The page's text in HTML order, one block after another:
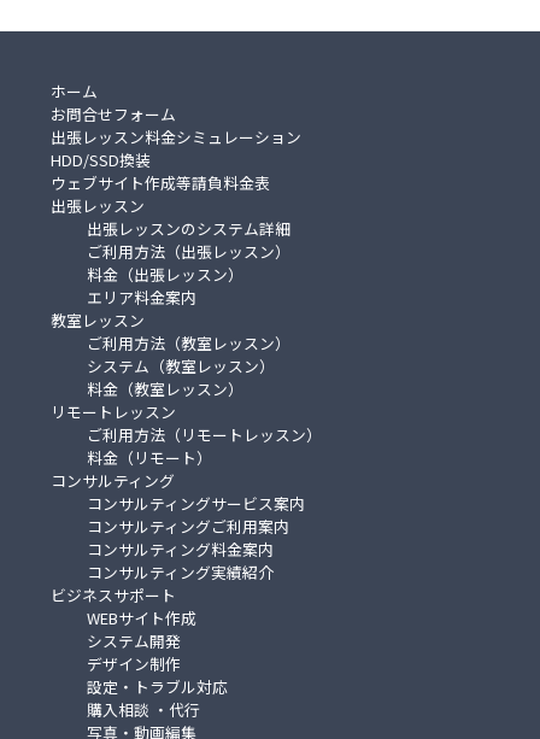
ホーム
お問合せフォーム
出張レッスン料金シミュレーション
HDD/SSD換装
ウェブサイト作成等請負料金表
出張レッスン
出張レッスンのシステム詳細
ご利用方法（出張レッスン）
料金（出張レッスン）
エリア料金案内
教室レッスン
ご利用方法（教室レッスン）
システム（教室レッスン）
料金（教室レッスン）
リモートレッスン
ご利用方法（リモートレッスン）
料金（リモート）
コンサルティング
コンサルティングサービス案内
コンサルティングご利用案内
コンサルティング料金案内
コンサルティング実績紹介
ビジネスサポート
WEBサイト作成
システム開発
デザイン制作
設定・トラブル対応
購入相談 ・代行
写真・動画編集